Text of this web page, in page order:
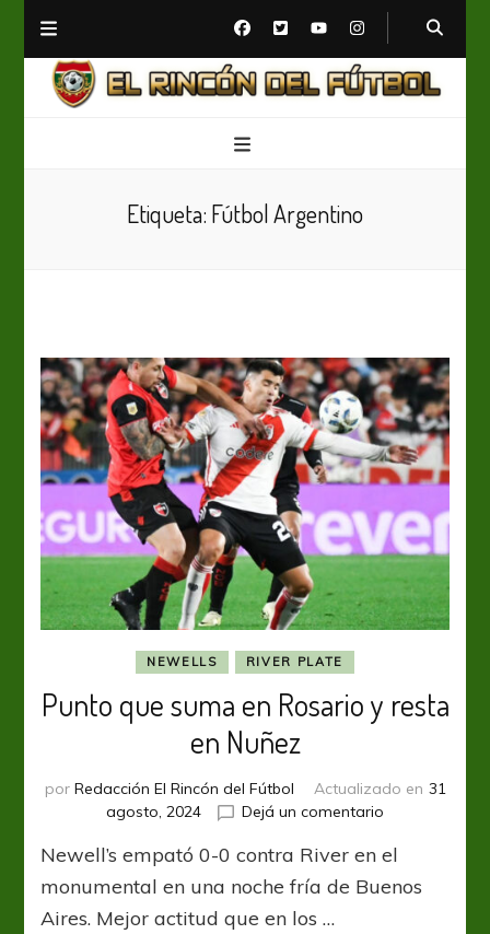
Etiqueta: Fútbol Argentino
NEWELLS RIVER PLATE
Punto que suma en Rosario y resta
en Nuñez
por Redacción El Rincón del Fútbol Actualizado en 31
agosto, 2024
Dejá un comentario
que
suma
Newell’s empató 0-0 contra River en el
monumental en una noche fría de Buenos
Aires. Mejor actitud que en los …